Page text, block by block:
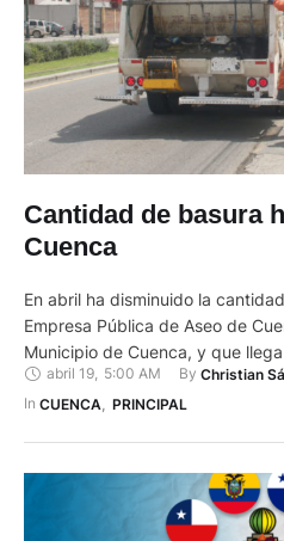
Cantidad de basura
Cuenca
En abril ha disminuido la
Empresa Pública de Aseo de
Municipio de Cuenca, y que
Pichacay, en la parroquia Santa
mes cada día la EMAC EP
abril 19, 5:00 AM By Christian
In CUENCA PRINCIPAL